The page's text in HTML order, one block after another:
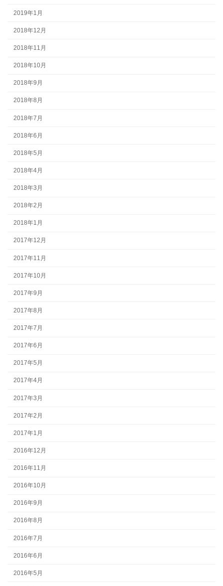
2019年1月
2018年12月
2018年11月
2018年10月
2018年9月
2018年8月
2018年7月
2018年6月
2018年5月
2018年4月
2018年3月
2018年2月
2018年1月
2017年12月
2017年11月
2017年10月
2017年9月
2017年8月
2017年7月
2017年6月
2017年5月
2017年4月
2017年3月
2017年2月
2017年1月
2016年12月
2016年11月
2016年10月
2016年9月
2016年8月
2016年7月
2016年6月
2016年5月